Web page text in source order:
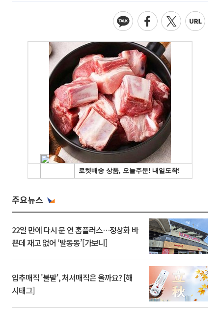
주요뉴스
22일 만에 다시 문 연 홈플러스…정상화 바
쁜데 재고 없어 ‘발동동’[가보니]
입추매직 '불발', 처서매직은 올까요? [해
시태그]